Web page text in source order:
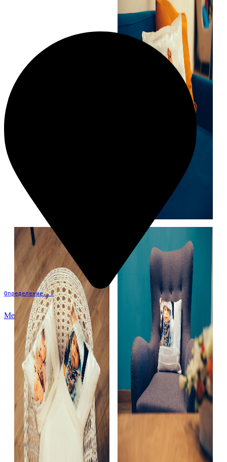
Определение...
Меню